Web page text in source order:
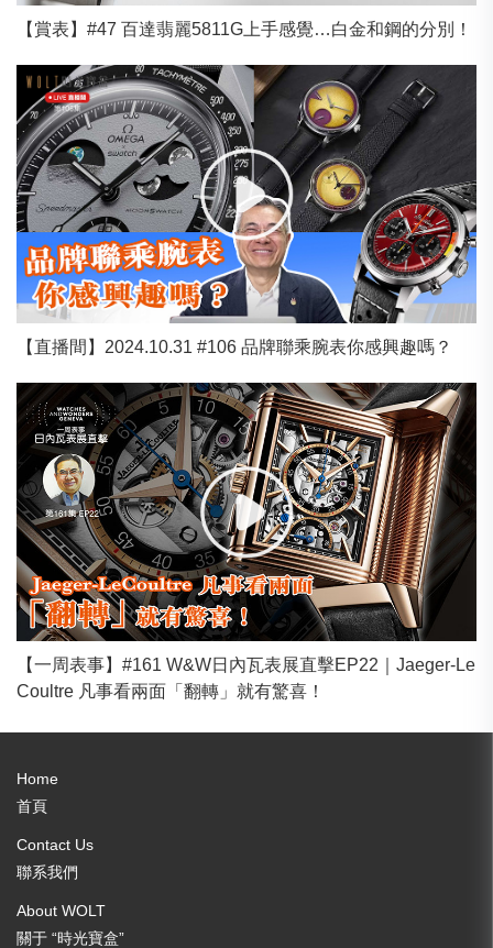
【賞表】#47 百達翡麗5811G上手感覺…白金和鋼的分別！
【直播間】2024.10.31 #106 品牌聯乘腕表你感興趣嗎？
【一周表事】#161 W&W日內瓦表展直擊EP22｜Jaeger-Le
Coultre 凡事看兩面「翻轉」就有驚喜！
Home
首頁
Contact Us
聯系我們
About WOLT
關于 “時光寶盒”